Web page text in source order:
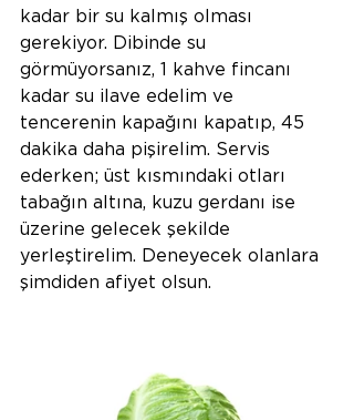
kadar bir su kalmış olması
gerekiyor. Dibinde su
görmüyorsanız, 1 kahve fincanı
kadar su ilave edelim ve
tencerenin kapağını kapatıp, 45
dakika daha pişirelim. Servis
ederken; üst kısmındaki otları
tabağın altına, kuzu gerdanı ise
üzerine gelecek şekilde
yerleştirelim. Deneyecek olanlara
şimdiden afiyet olsun.